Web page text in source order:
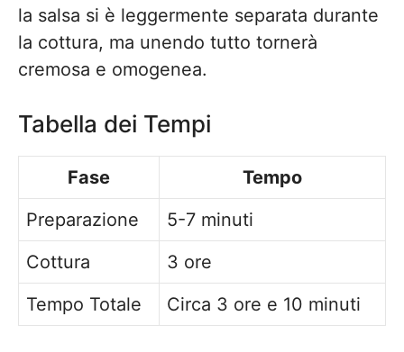
la salsa si è leggermente separata durante
la cottura, ma unendo tutto tornerà
cremosa e omogenea.
Tabella dei Tempi
Fase
Tempo
Preparazione
5-7 minuti
Cottura
3 ore
Tempo Totale
Circa 3 ore e 10 minuti